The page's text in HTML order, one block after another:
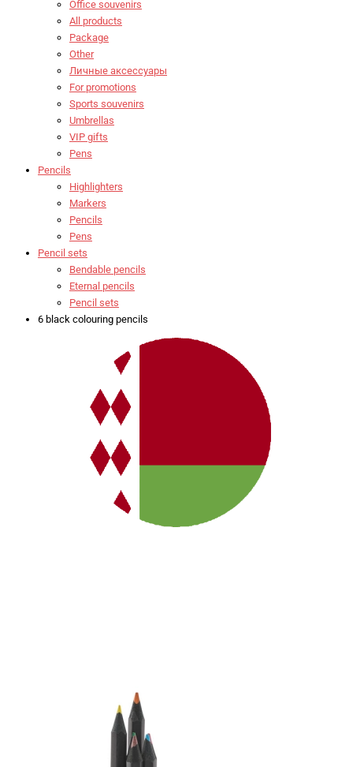
Office souvenirs
All products
Package
Other
Личные аксессуары
For promotions
Sports souvenirs
Umbrellas
VIP gifts
Pens
Pencils
Highlighters
Markers
Pencils
Pens
Pencil sets
Bendable pencils
Eternal pencils
Pencil sets
6 black colouring pencils